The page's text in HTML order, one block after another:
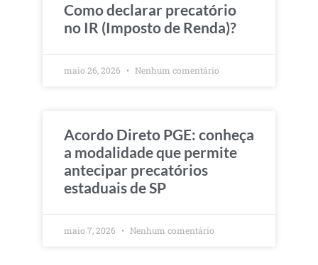
Como declarar precatório
no IR (Imposto de Renda)?
maio 26, 2026 Nenhum comentário
Acordo Direto PGE: conheça
a modalidade que permite
antecipar precatórios
estaduais de SP
maio 7, 2026 Nenhum comentário